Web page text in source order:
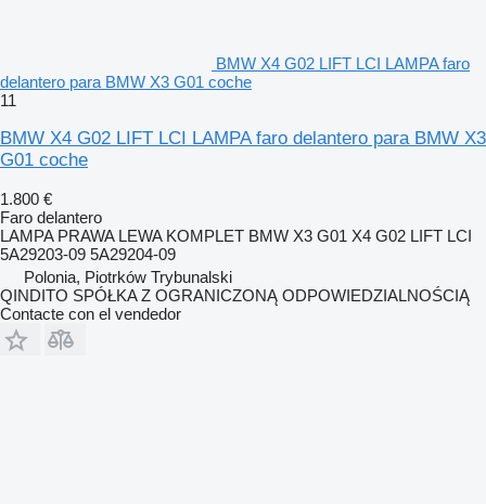
BMW X4 G02 LIFT LCI LAMPA faro
delantero para BMW X3 G01 coche
11
BMW X4 G02 LIFT LCI LAMPA faro delantero para BMW X3
G01 coche
1.800 €
Faro delantero
LAMPA PRAWA LEWA KOMPLET BMW X3 G01 X4 G02 LIFT LCI
5A29203-09 5A29204-09
Polonia, Piotrków Trybunalski
QINDITO SPÓŁKA Z OGRANICZONĄ ODPOWIEDZIALNOŚCIĄ
Contacte con el vendedor